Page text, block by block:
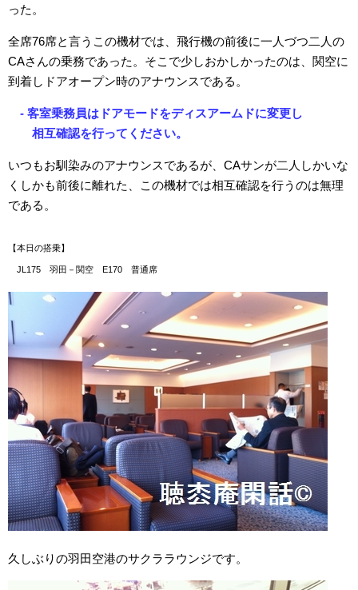
った。
全席76席と言うこの機材では、飛行機の前後に一人づつ二人の
CAさんの乗務であった。そこで少しおかしかったのは、関空に
到着しドアオープン時のアナウンスである。
- 客室乗務員はドアモードをディスアームドに変更し
相互確認を行ってください。
いつもお馴染みのアナウンスであるが、CAサンが二人しかいな
くしかも前後に離れた、この機材では相互確認を行うのは無理
である。
【本日の搭乗】
JL175 羽田－関空 E170 普通席
久しぶりの羽田空港のサクララウンジです。